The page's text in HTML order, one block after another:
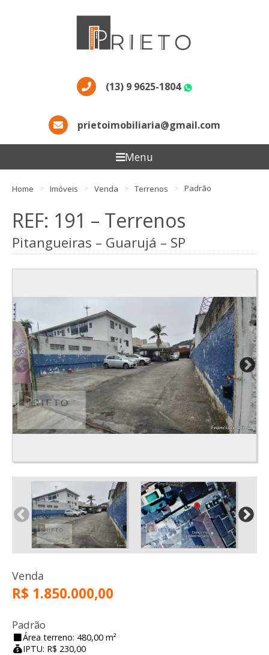
(13) 9 9625-1804
prietoimobiliaria@gmail.com
Menu
Home Imóveis Venda Terrenos Padrão
REF: 191 – Terrenos
Pitangueiras – Guarujá – SP
Venda
R$ 1.850.000,00
Padrão
Área terreno: 480,00 m²
IPTU: R$ 230,00